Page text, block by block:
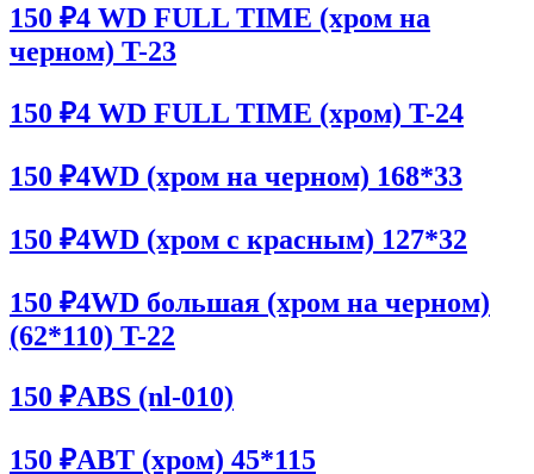
150 ₽4 WD FULL TIME (хром на
черном) T-23
150 ₽4 WD FULL TIME (хром) T-24
150 ₽4WD (хром на черном) 168*33
150 ₽4WD (хром с красным) 127*32
150 ₽4WD большая (хром на черном)
(62*110) T-22
150 ₽ABS (nl-010)
150 ₽ABT (хром) 45*115